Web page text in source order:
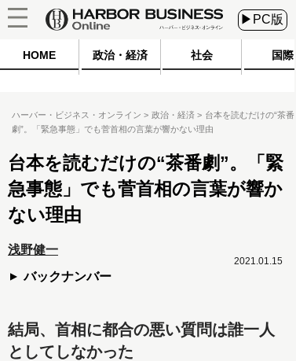
▶PC版
HOME 政治・経済 社会 国際
ハーバー・ビジネス・オンライン 政治・経済
台本を読むだけの“茶番
劇”。「緊急事態」でも菅首相の言葉が響かない理由
台本を読むだけの“茶番劇”。「緊
急事態」でも菅首相の言葉が響か
ない理由
浅野健一
バックナンバー
2021.01.15
結局、首相に都合の悪い質問は誰一人
としてしなかった